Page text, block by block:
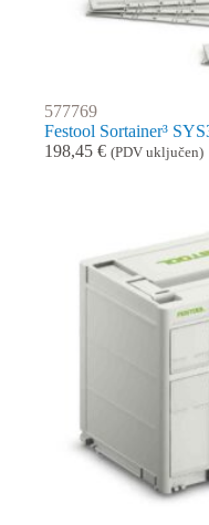
577769
Festool Sortainer³
198,45 € (PDV uključen)